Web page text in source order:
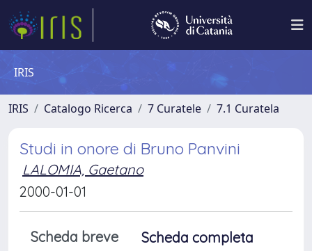
IRIS
IRIS Catalogo Ricerca 7 Curatele 7.1 Curatela
Studi in onore di Bruno Panvini
LALOMIA, Gaetano
2000-01-01
Scheda breve
Scheda completa